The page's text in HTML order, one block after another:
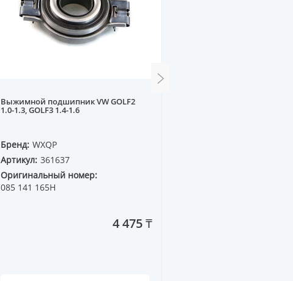
Выжимной подшипник VW GOLF2
1.0-1.3, GOLF3 1.4-1.6
Бренд: WXQP
Артикул: 361637
Оригинальный номер:
085 141 165H
4 475 ₸